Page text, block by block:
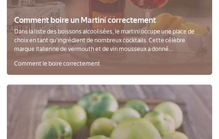
Comment boire un Martini correctement
Dans la liste des boissons alcoolisées, le martini occupe une place de
choix en tant qu'ingrédient de nombreux cocktails. Cette célèbre
marque italienne de vermouth et de vin mousseux a donné...
Comment le boire correctement